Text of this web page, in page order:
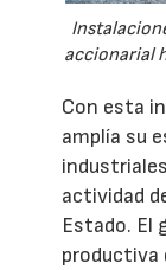
accionarial
Con esta
amplía su
actividad
Estado. El
productiva